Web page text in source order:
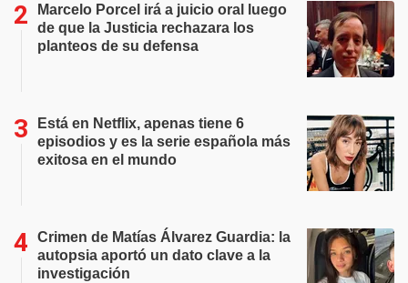
Marcelo Porcel irá a juicio oral luego
de que la Justicia rechazara los
planteos de su defensa
Está en Netflix, apenas tiene 6
episodios y es la serie española más
exitosa en el mundo
Crimen de Matías Álvarez Guardia: la
autopsia aportó un dato clave a la
investigación